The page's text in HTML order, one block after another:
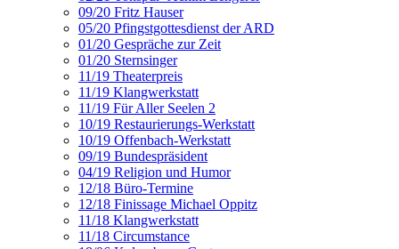
09/20 Fritz Hauser
05/20 Pfingstgottesdienst der ARD
01/20 Gespräche zur Zeit
01/20 Sternsinger
11/19 Theaterpreis
11/19 Klangwerkstatt
11/19 Für Aller Seelen 2
10/19 Restaurierungs-Werkstatt
10/19 Offenbach-Werkstatt
09/19 Bundespräsident
04/19 Religion und Humor
12/18 Büro-Termine
12/18 Finissage Michael Oppitz
11/18 Klangwerkstatt
11/18 Circumstance